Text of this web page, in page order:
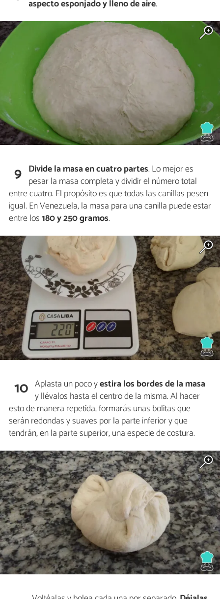
aspecto esponjado y lleno de aire.
9 Divide la masa en cuatro partes. Lo mejor es
pesar la masa completa y dividir el número total
entre cuatro. El propósito es que todas las canillas pesen
igual. En Venezuela, la masa para una canilla puede estar
entre los180 y 250 gramos.
10 Aplasta un poco yestira los bordes de la masa
y llévalos hasta el centro de la misma. Al hacer
esto de manera repetida, formarás unas bolitas que
serán redondas y suaves por la parte inferior y que
tendrán, en la parte superior, una especie de costura.